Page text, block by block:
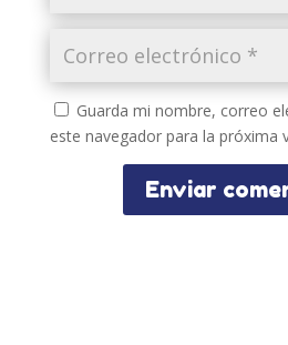
Guarda mi nombre, correo
este navegador para la próxima
Enviar